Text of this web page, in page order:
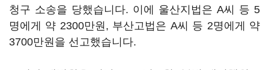
청구 소송을 당했습니다. 이에 울산지법은 A씨 등 5
명에게 약 2300만원, 부산고법은 A씨 등 2명에게 약
3700만원을 선고했습니다.